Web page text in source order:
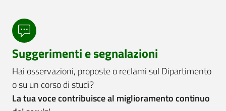
Suggerimenti e segnalazioni
Hai osservazioni, proposte o reclami sul Dipartimento
o su un corso di studi?
La tua voce contribuisce al miglioramento continuo